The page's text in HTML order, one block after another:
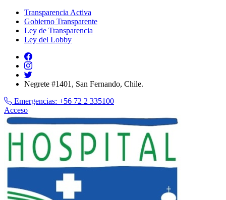
Transparencia Activa
Gobierno Transparente
Ley de Transparencia
Ley del Lobby
Negrete #1401, San Fernando, Chile.
Emergencias: +56 72 2 335100
Acceso